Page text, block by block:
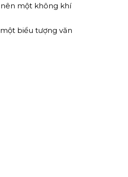
nên một không khí
biểu tượng văn